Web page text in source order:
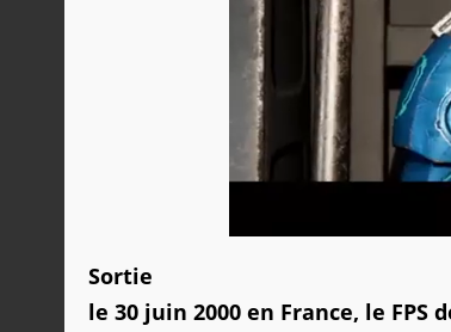
Sortie
le 30 juin 2000 en France, le FPS